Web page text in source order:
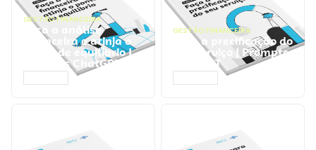
GESTÃO FINANCEIRA
Faça a análise
financeira e atinja o
ponto de equilíbrio |
Prompts ChatGPT
GESTÃO FINANCEIRA
Faça a precificação do
seu serviço | Prompts
ChatGPT